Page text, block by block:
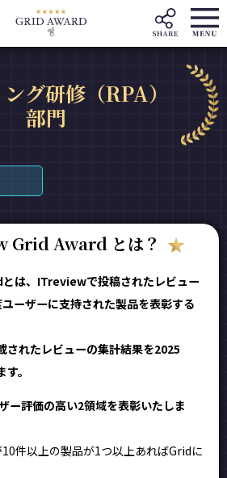
グ研修（RPA）
部門
Grid Award とは？
は、ITreviewで投稿されたレビュー
ーザーに支持された製品を表彰する
されたレビューの集計結果を2025
。
評価の高い2領域を表彰いたしま
10件以上の製品が1つ以上あればGridに